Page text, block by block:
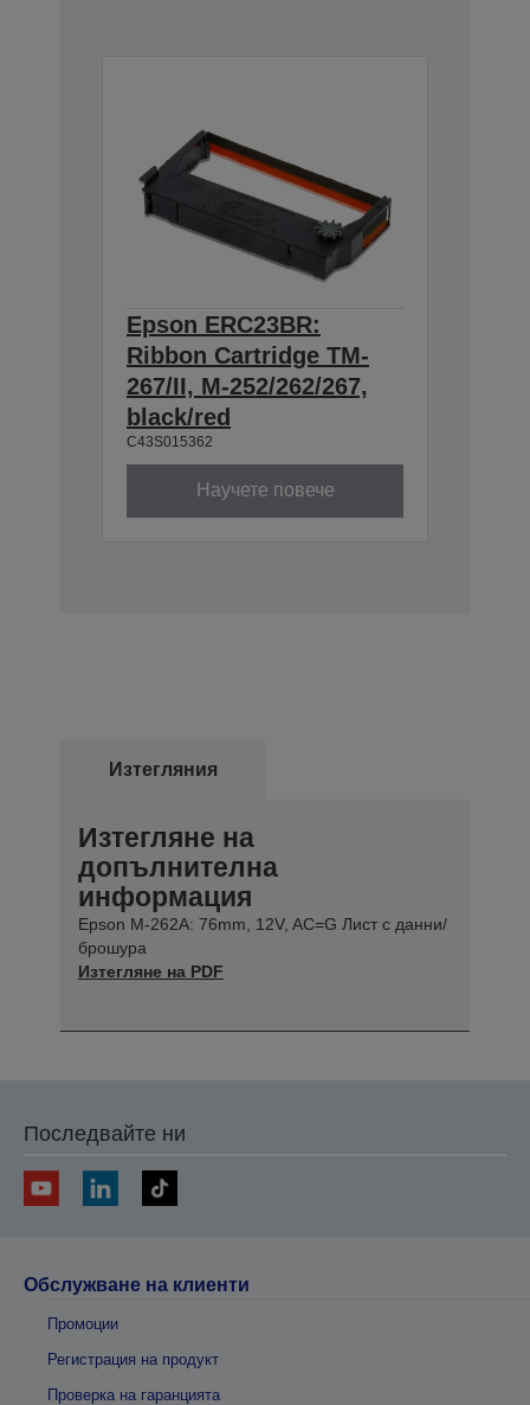
Epson ERC23BR:
Ribbon Cartridge TM-
267/II, M-252/262/267,
black/red
C43S015362
Научете повече
Изтегляния
Изтегляне на
допълнителна
информация
Epson M-262A: 76mm, 12V, AC=G Лист с данни/
брошура
Изтегляне на PDF
Последвайте ни
Обслужване на клиенти
Промоции
Регистрация на продукт
Проверка на гаранцията